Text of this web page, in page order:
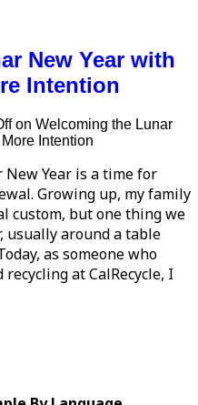
New Year with
Intention
on Welcoming the Lunar
Intention
New Year is a time for
Growing up, my family
custom, but one thing we
usually around a table
as someone who
at CalRecycle, I